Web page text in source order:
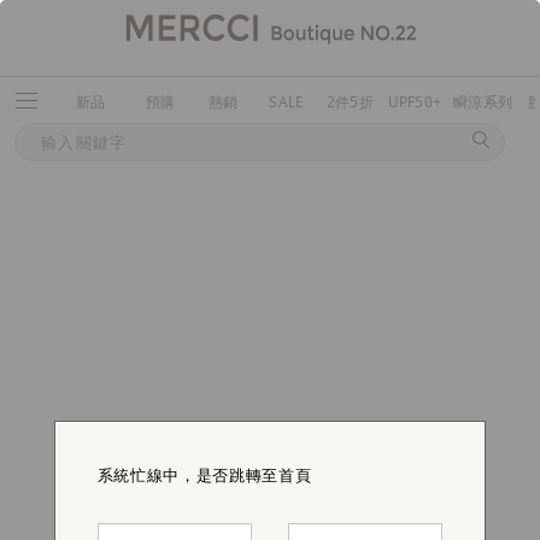
新品 預購 熱銷 SALE 2件5折 UPF50+ 瞬涼系列
系統忙線中，是否跳轉至首頁
系統忙線中，是否跳轉至首頁
系統忙線中，是否跳轉至首頁
系統忙線中，是否跳轉至首頁
系統忙線中，是否跳轉至首頁